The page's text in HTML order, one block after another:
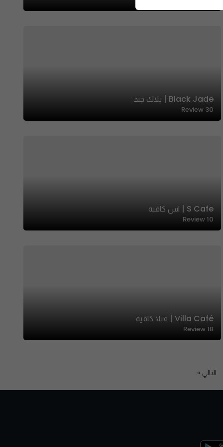
Black Jade | بلاك جيد
30
Review
S Cafe | اس كافيه
10
Review
Villa Café | فيلا كافيه
18
Review
التالي »